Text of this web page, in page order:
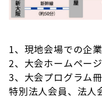
1、現地会場での企業
2、大会ホームペー
3、大会プログラム
特別法人会員、法人